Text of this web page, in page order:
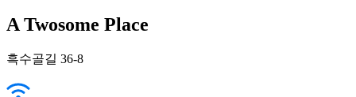
A Twosome Place
흑수골길 36-8